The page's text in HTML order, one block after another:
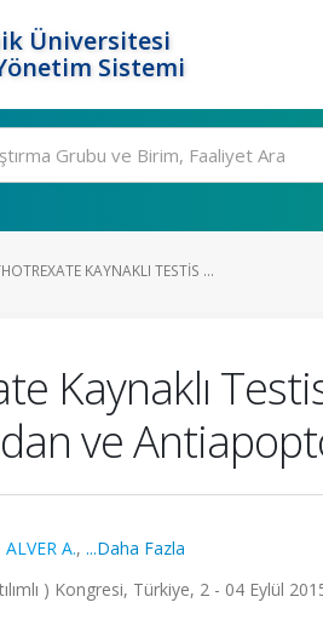
Üniversitesi
Sistemi
KAYNAKLI TESTIS ...
Kaynaklı
ve
ALVER A., ...Daha Fazla
) Kongresi, Türkiye, 2 - 04 Eylül